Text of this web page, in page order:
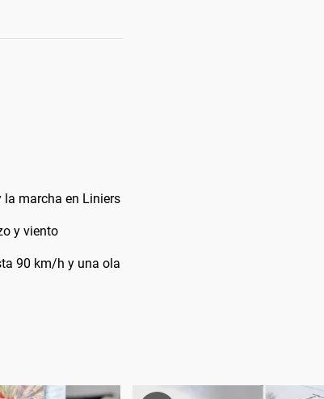
la marcha en Liniers
y viento
90 km/h y una ola